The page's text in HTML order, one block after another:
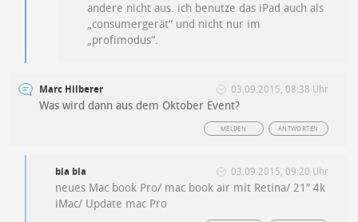
andere nicht aus. ich benutze das iPad auch als
„consumergerät“ und nicht nur im
„profimodus“.
Marc Hilberer 03.09.2015, 08:38 Uhr
Was wird dann aus dem Oktober Event?
ANTWORTEN
MELDEN
bla bla 03.09.2015, 09:20 Uhr
neues Mac book Pro/ mac book air mit Retina/ 21″ 4k
iMac/ Update mac Pro